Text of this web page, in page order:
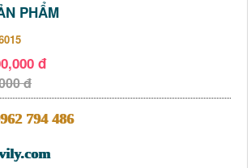
PHẨM
đ
đ
794 486